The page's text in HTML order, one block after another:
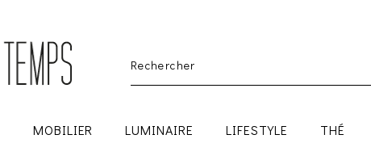
MOBILIER LUMINAIRE LIFESTYLE THÉ